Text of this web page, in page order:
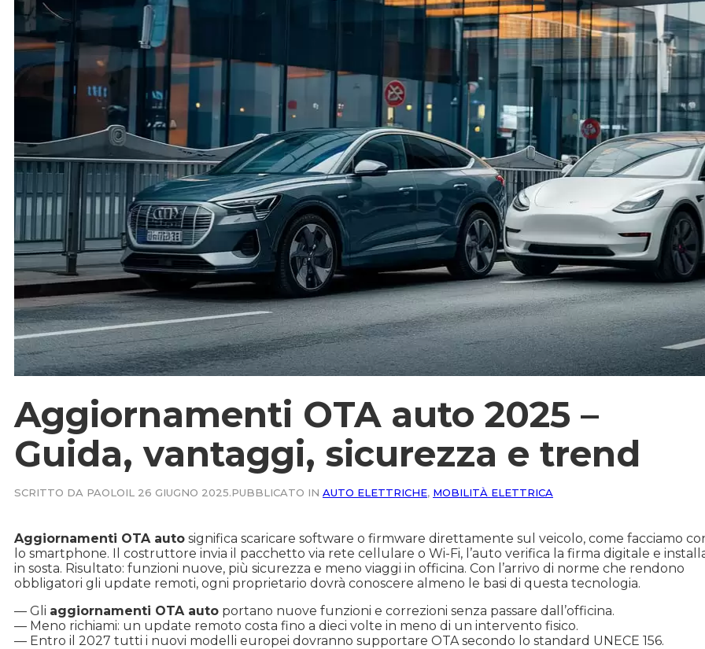
Aggiornamenti OTA auto 2025 –
Guida, vantaggi, sicurezza e trend
SCRITTO DA PAOLOIL 26 GIUGNO 2025.PUBBLICATO IN AUTO ELETTRICHE, MOBILITÀ ELETTRICA
Aggiornamenti OTA auto significa scaricare software o firmware direttamente sul veicolo, come facciamo
lo smartphone. Il costruttore invia il pacchetto via rete cellulare o Wi-Fi, l’auto verifica la firma digitale e
in sosta. Risultato: funzioni nuove, più sicurezza e meno viaggi in officina. Con l’arrivo di norme che rendono
obbligatori gli update remoti, ogni proprietario dovrà conoscere almeno le basi di questa tecnologia.
— Gli aggiornamenti OTA auto portano nuove funzioni e correzioni senza passare dall’officina.
— Meno richiami: un update remoto costa fino a dieci volte in meno di un intervento fisico.
— Entro il 2027 tutti i nuovi modelli europei dovranno supportare OTA secondo lo standard UNECE 156.